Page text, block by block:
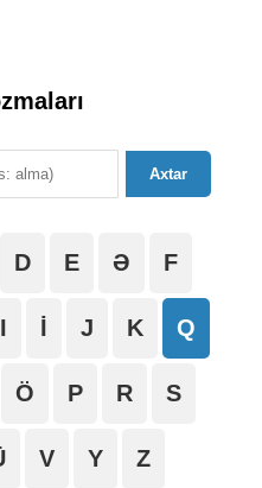
Axtar
D E Ə F
I İ J K Q
Ö P R S
V Y Z